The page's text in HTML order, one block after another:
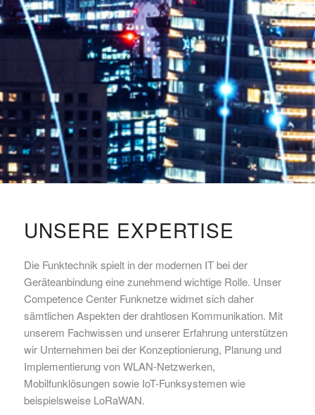
UNSERE EXPERTISE
Die Funktechnik spielt in der modernen IT bei der
Geräteanbindung eine zunehmend wichtige Rolle. Unser
Competence Center Funknetze widmet sich daher
sämtlichen Aspekten der drahtlosen Kommunikation. Mit
unserem Fachwissen und unserer Erfahrung unterstützen
wir Unternehmen bei der Konzeptionierung, Planung und
Implementierung von WLAN-Netzwerken,
Mobilfunklösungen sowie IoT-Funksystemen wie
beispielsweise LoRaWAN.